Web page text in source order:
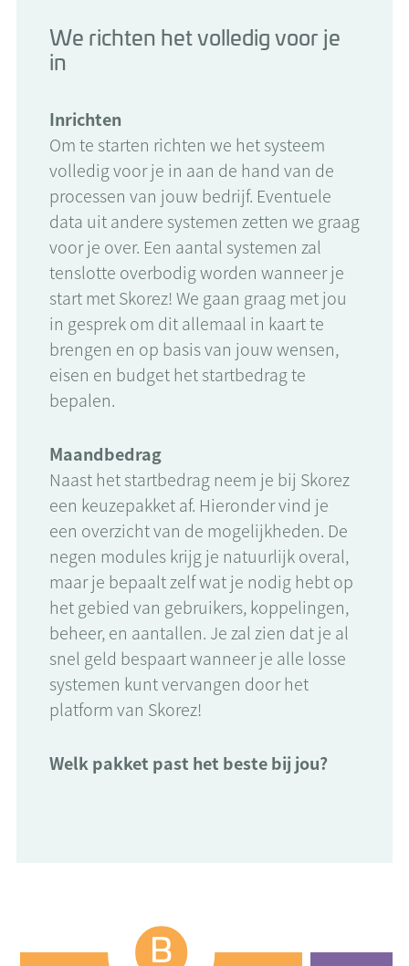
We richten het volledig voor je
in
Inrichten
Om te starten richten we het systeem
volledig voor je in aan de hand van de
processen van jouw bedrijf. Eventuele
data uit andere systemen zetten we graag
voor je over. Een aantal systemen zal
tenslotte overbodig worden wanneer je
start met Skorez! We gaan graag met jou
in gesprek om dit allemaal in kaart te
brengen en op basis van jouw wensen,
eisen en budget het startbedrag te
bepalen.
Maandbedrag
Naast het startbedrag neem je bij Skorez
een keuzepakket af. Hieronder vind je
een overzicht van de mogelijkheden. De
negen modules krijg je natuurlijk overal,
maar je bepaalt zelf wat je nodig hebt op
het gebied van gebruikers, koppelingen,
beheer, en aantallen. Je zal zien dat je al
snel geld bespaart wanneer je alle losse
systemen kunt vervangen door het
platform van Skorez!
Welk pakket past het beste bij jou?
Basis